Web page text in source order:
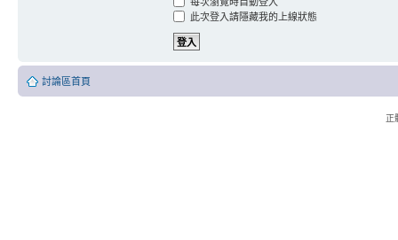
此次登入請隱藏我的上線狀態
討論區首頁
正